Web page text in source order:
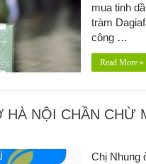
mua tinh
tràm
công …
Read More »
HÀ NỘI CHẦN CHỪ
Chị Nhung